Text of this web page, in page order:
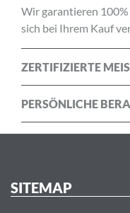
Wir garantieren
sich bei Ihrem Kauf
ZERTIFIZIERTE
PERSÖNLICHE
SITEMAP